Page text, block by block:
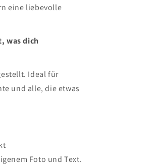
eine liebevolle
was dich
Ideal für
und alle, die etwas
Foto und Text.